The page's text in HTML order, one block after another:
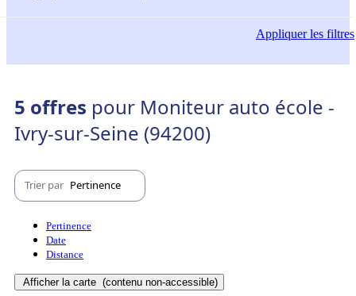
Appliquerles filtres
5 offres pour Moniteur auto école -
Ivry-sur-Seine (94200)
Trier par Pertinence
Pertinence
Date
Distance
Afficher la carte (contenu non-accessible)